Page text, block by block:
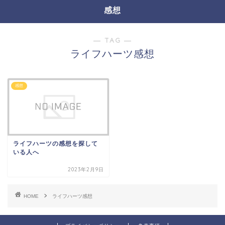
感想
― TAG ―
ライフハーツ感想
感想
ライフハーツの感想を探して
いる人へ
2023年2月9日
HOME ライフハーツ感想